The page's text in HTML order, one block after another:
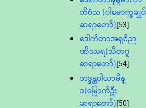
ဘိဝံသ (ပါမောက္ခချုပ်
ဆရာတော်)[53]
ဒေါက်တာအရှင်ဉာ
ဏိဿရ(သီတဂူ
ဆရာတော်)[54]
ဘဒ္ဒန္တဝါယာမိန္
ဒ(မြောက်ဦး
ဆရာတော်)[50]